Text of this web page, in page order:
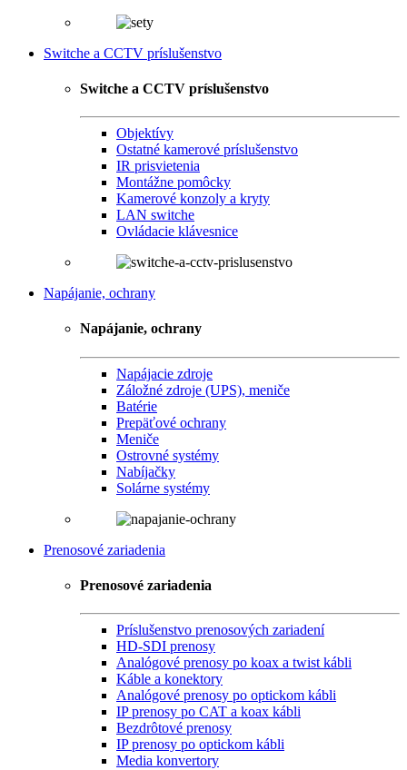
Switche a CCTV príslušenstvo
Switche a CCTV príslušenstvo
Objektívy
Ostatné kamerové príslušenstvo
IR prisvietenia
Montážne pomôcky
Kamerové konzoly a kryty
LAN switche
Ovládacie klávesnice
Napájanie, ochrany
Napájanie, ochrany
Napájacie zdroje
Záložné zdroje (UPS), meniče
Batérie
Prepäťové ochrany
Meniče
Ostrovné systémy
Nabíjačky
Solárne systémy
Prenosové zariadenia
Prenosové zariadenia
Príslušenstvo prenosových zariadení
HD-SDI prenosy
Analógové prenosy po koax a twist kábli
Káble a konektory
Analógové prenosy po optickom kábli
IP prenosy po CAT a koax kábli
Bezdrôtové prenosy
IP prenosy po optickom kábli
Media konvertory